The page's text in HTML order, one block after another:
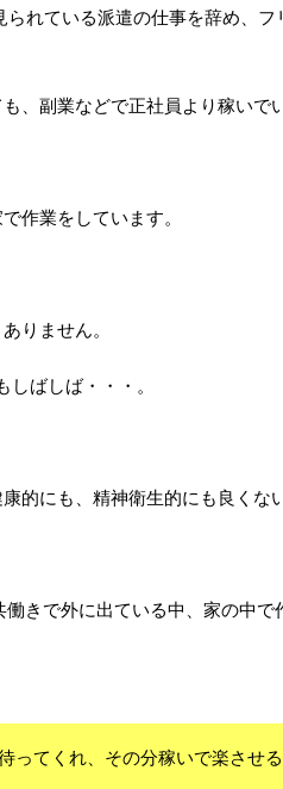
れている派遣の仕事を辞め、
、副業などで正社員より稼いで
作業をしています。
りません。
ばしば・・・。
的にも、精神衛生的にも良くな
きで外に出ている中、家の中で
ってくれ、その分稼いで楽させる